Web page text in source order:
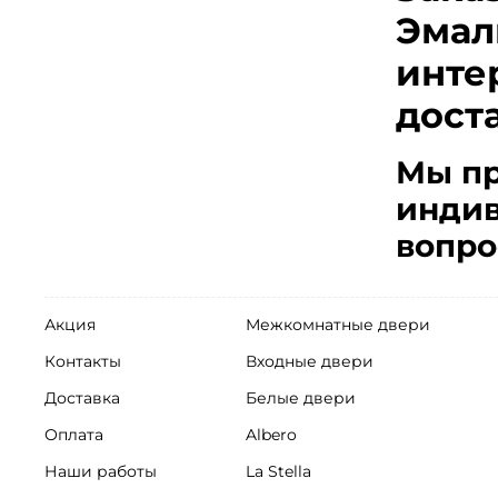
Мы
Акция
Контакты
Доставка
Оплата
Наши работы
Межкомнатные двери
Входные двери
Белые двери
Albero
La Stella